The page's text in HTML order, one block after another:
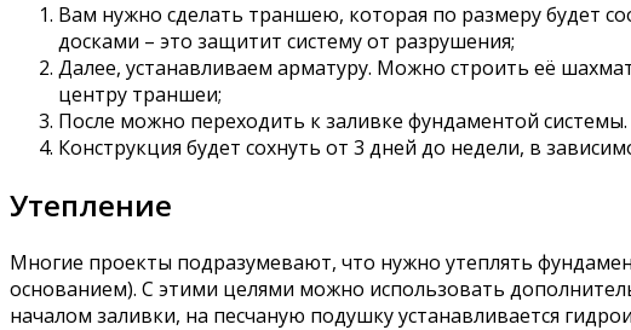
Вам нужно сделать траншею, которая по размеру будет
досками – это защитит систему от разрушения;
Далее, устанавливаем арматуру. Можно строить её
центру траншеи;
После можно переходить к заливке фундаментой
Конструкция будет сохнуть от 3 дней до недели, в
Утепление
Многие проекты подразумевают, что нужно утеплять
основанием). С этими целями можно использовать
началом заливки, на песчаную подушку устанавливается